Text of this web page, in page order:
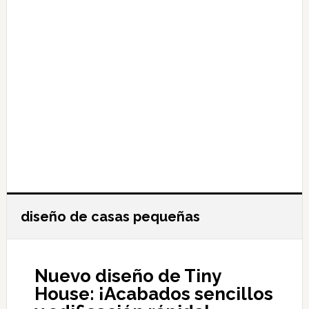
diseño de casas pequeñas
Nuevo diseño de Tiny
House: ¡Acabados sencillos